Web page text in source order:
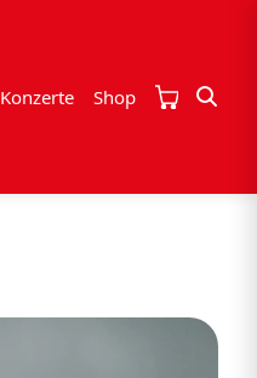
Konzerte Shop